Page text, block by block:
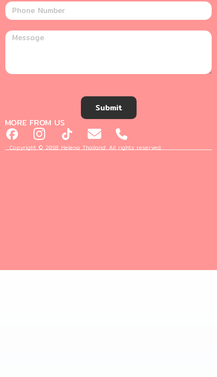
Submit
MORE FROM US
Copyright © 2018 Helena Thailand. All rights reserved.